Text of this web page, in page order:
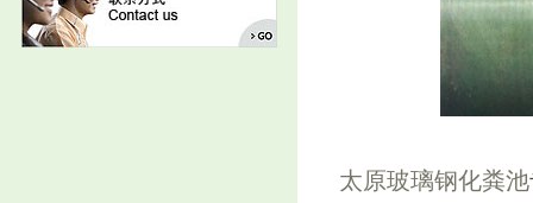
太原玻璃钢化粪池